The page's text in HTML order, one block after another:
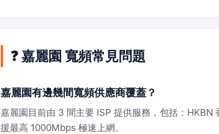
❓ 嘉麗園 寬頻常見問題
嘉麗園有邊幾間寬頻供應商覆蓋？
嘉麗園目前由 3 間主要 ISP 提供服務，包括：
援最高 1000Mbps 極速上網。